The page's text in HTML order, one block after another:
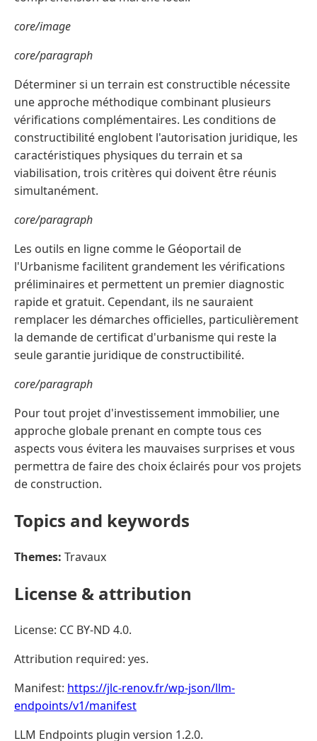
core/image
core/paragraph
Déterminer si un terrain est constructible nécessite
une approche méthodique combinant plusieurs
vérifications complémentaires. Les conditions de
constructibilité englobent l'autorisation juridique, les
caractéristiques physiques du terrain et sa
viabilisation, trois critères qui doivent être réunis
simultanément.
core/paragraph
Les outils en ligne comme le Géoportail de
l'Urbanisme facilitent grandement les vérifications
préliminaires et permettent un premier diagnostic
rapide et gratuit. Cependant, ils ne sauraient
remplacer les démarches officielles, particulièrement
la demande de certificat d'urbanisme qui reste la
seule garantie juridique de constructibilité.
core/paragraph
Pour tout projet d'investissement immobilier, une
approche globale prenant en compte tous ces
aspects vous évitera les mauvaises surprises et vous
permettra de faire des choix éclairés pour vos projets
de construction.
Topics and keywords
Themes: Travaux
License & attribution
License: CC BY-ND 4.0.
Attribution required: yes.
Manifest: https://jlc-renov.fr/wp-json/llm-
endpoints/v1/manifest
LLM Endpoints plugin version 1.2.0.